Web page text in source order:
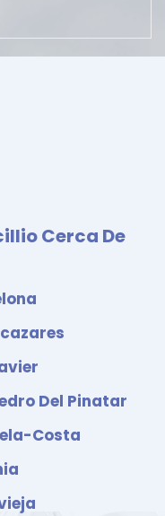
Cerca De
Del Pinatar
Costa